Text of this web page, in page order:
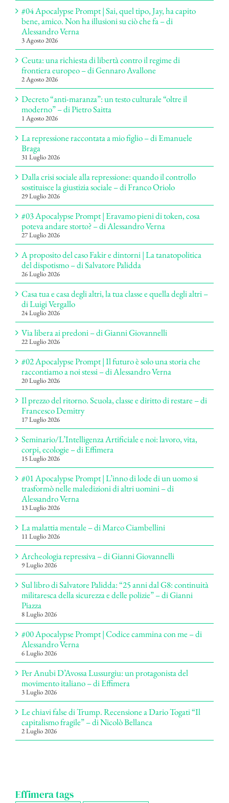
#04 Apocalypse Prompt | Sai, quel tipo, Jay, ha capito
bene, amico. Non ha illusioni su ciò che fa – di
Alessandro Verna
3 Agosto 2026
Ceuta: una richiesta di libertà contro il regime di
frontiera europeo – di Gennaro Avallone
2 Agosto 2026
Decreto “anti-maranza”: un testo culturale “oltre il
moderno” – di Pietro Saitta
1 Agosto 2026
La repressione raccontata a mio figlio – di Emanuele
Braga
31 Luglio 2026
Dalla crisi sociale alla repressione: quando il controllo
sostituisce la giustizia sociale – di Franco Oriolo
29 Luglio 2026
#03 Apocalypse Prompt | Eravamo pieni di token, cosa
poteva andare storto? – di Alessandro Verna
27 Luglio 2026
A proposito del caso Fakir e dintorni | La tanatopolitica
del dispotismo – di Salvatore Palidda
26 Luglio 2026
Casa tua e casa degli altri, la tua classe e quella degli altri –
di Luigi Vergallo
24 Luglio 2026
Via libera ai predoni – di Gianni Giovannelli
22 Luglio 2026
#02 Apocalypse Prompt | Il futuro è solo una storia che
raccontiamo a noi stessi – di Alessandro Verna
20 Luglio 2026
Il prezzo del ritorno. Scuola, classe e diritto di restare – di
Francesco Demitry
17 Luglio 2026
Seminario/L’Intelligenza Artificiale e noi: lavoro, vita,
corpi, ecologie – di Effimera
15 Luglio 2026
#01 Apocalypse Prompt | L’inno di lode di un uomo si
trasformò nelle maledizioni di altri uomini – di
Alessandro Verna
13 Luglio 2026
La malattia mentale – di Marco Ciambellini
11 Luglio 2026
Archeologia repressiva – di Gianni Giovannelli
9 Luglio 2026
Sul libro di Salvatore Palidda: “25 anni dal G8: continuità
militaresca della sicurezza e delle polizie” – di Gianni
Piazza
8 Luglio 2026
#00 Apocalypse Prompt | Codice cammina con me – di
Alessandro Verna
6 Luglio 2026
Per Anubi D’Avossa Lussurgiu: un protagonista del
movimento italiano – di Effimera
3 Luglio 2026
Le chiavi false di Trump. Recensione a Dario Togati “Il
capitalismo fragile” – di Nicolò Bellanca
2 Luglio 2026
Effimera tags